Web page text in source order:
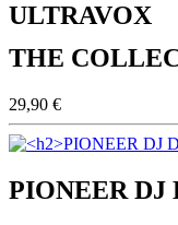
ULTRAVOX
THE
29,90 €
PIONEER DJ